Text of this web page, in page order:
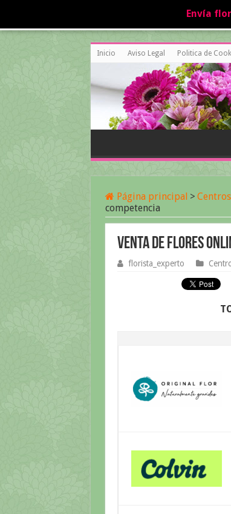
Inicio Aviso Legal Politica de
Página principal >
competencia
Venta de flores
florista_experto
Envía